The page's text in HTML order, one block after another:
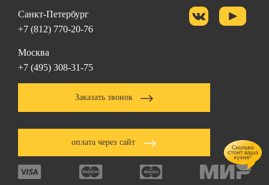
Санкт-Петербург
+7 (812) 770-20-76
Москва
+7 (495) 308-31-75
Заказать звонок
оплата через сайт